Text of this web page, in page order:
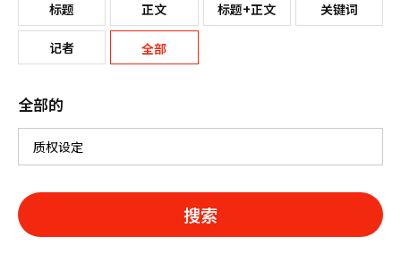
标题 正文 标题+正文 关键词
记者 全部
全部的
搜索